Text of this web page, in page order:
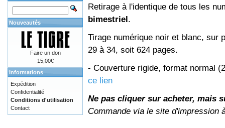
Retirage à l'identique de tous les
bimestriel.
Tirage numérique noir et blanc, sur
29 à 34, soit 624 pages.
- Couverture rigide, format normal
ce lien
Ne pas cliquer sur acheter, mais
Commande via le site d'impression
Nouveautés
Faire un don
15,00€
Informations
Expédition
Confidentialité
Conditions d'utilisation
Contact